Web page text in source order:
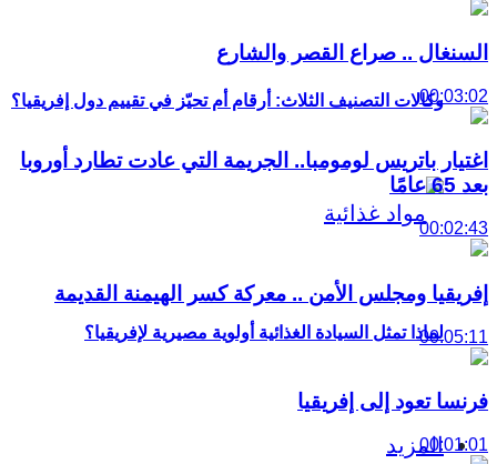
وكالات التصنيف الثلاث: أرقام أم تحيّز في تقييم دول إفريقيا؟
لماذا تمثل السيادة الغذائية أولوية مصيرية لإفريقيا؟
المزيد
السنغال .. صراع القصر والشارع
00:03:02
اغتيار باتريس لومومبا.. الجريمة التي عادت تطارد أوروبا
بعد 65 عامًا
00:02:43
إفريقيا ومجلس الأمن .. معركة كسر الهيمنة القديمة
00:05:11
فرنسا تعود إلى إفريقيا
00:01:01